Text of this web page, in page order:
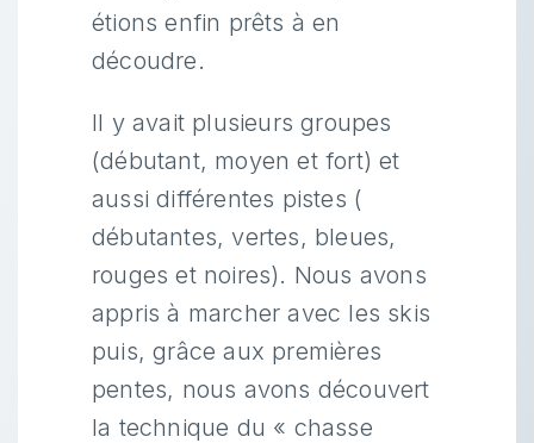
étions enfin prêts à en
découdre.
Il y avait plusieurs groupes
(débutant, moyen et fort) et
aussi différentes pistes (
débutantes, vertes, bleues,
rouges et noires). Nous avons
appris à marcher avec les skis
puis, grâce aux premières
pentes, nous avons découvert
la technique du « chasse